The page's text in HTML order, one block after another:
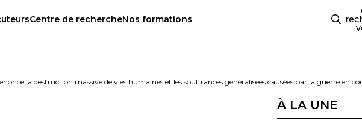
Centre de rechercheNos formations
la destruction massive de vies humaines et les souffrances généralisées causées par la guerre en
À LA UNE